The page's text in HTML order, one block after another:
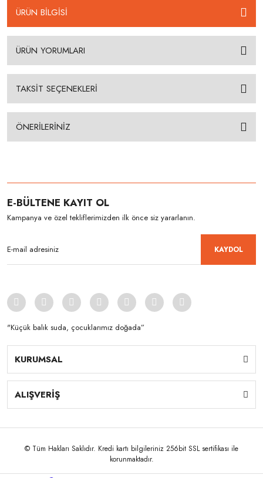
ÜRÜN BİLGİSİ
ÜRÜN YORUMLARI
TAKSİT SEÇENEKLERİ
ÖNERİLERİNİZ
E-BÜLTENE KAYIT OL
Kampanya ve özel tekliflerimizden ilk önce siz yararlanın.
KAYDOL
"Küçük balık suda, çocuklarımız doğada”
KURUMSAL
ALIŞVERİŞ
© Tüm Hakları Saklıdır. Kredi kartı bilgileriniz 256bit SSL sertifikası ile
korunmaktadır.